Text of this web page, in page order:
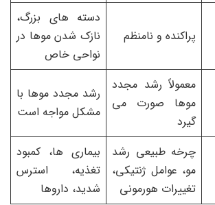
پراکنده و نامنظم
دسته های بزرگ،
نازک شدن موها در
نواحی خاص
معمولاً رشد مجدد
موها صورت می
گیرد
رشد مجدد موها با
مشکل مواجه است
چرخه طبیعی رشد
مو، عوامل ژنتیکی،
تغییرات هورمونی
بیماری ها، کمبود
تغذیه، استرس
شدید، داروها